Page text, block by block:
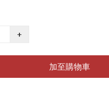
+
加至購物車